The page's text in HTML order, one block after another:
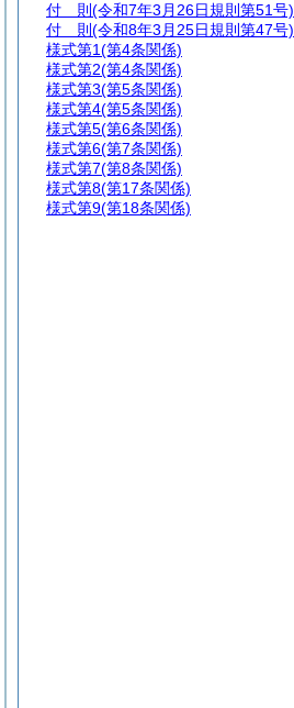
付 則 (令和7年3月26日規則第51号)
付 則 (令和8年3月25日規則第47号)
様式第1(第4条関係)
様式第2(第4条関係)
様式第3(第5条関係)
様式第4(第5条関係)
様式第5(第6条関係)
様式第6(第7条関係)
様式第7(第8条関係)
様式第8(第17条関係)
様式第9(第18条関係)